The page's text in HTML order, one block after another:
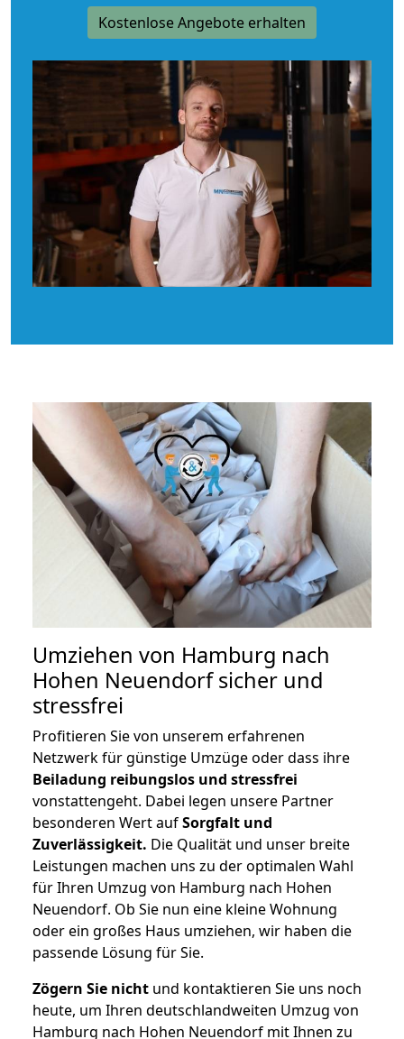
Kostenlose Angebote erhalten
Umziehen von Hamburg nach
Hohen Neuendorfsicher und
stressfrei
Profitieren Sie von unserem erfahrenen
Netzwerk für günstige Umzüge oder dass ihre
Beiladung reibungslos und stressfrei
vonstattengeht. Dabei legen unsere Partner
besonderen Wert aufSorgfalt und
Zuverlässigkeit. Die Qualität und unser breite
Leistungen machen uns zu der optimalen Wahl
für Ihren Umzug von Hamburg nach Hohen
Neuendorf. Ob Sie nun eine kleine Wohnung
oder ein großes Haus umziehen, wir haben die
passende Lösung für Sie.
Zögern Sie nicht und kontaktieren Sie uns noch
heute, um Ihren deutschlandweiten Umzug von
Hamburg nach Hohen Neuendorf mit Ihnen zu